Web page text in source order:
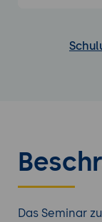
Das Seminar